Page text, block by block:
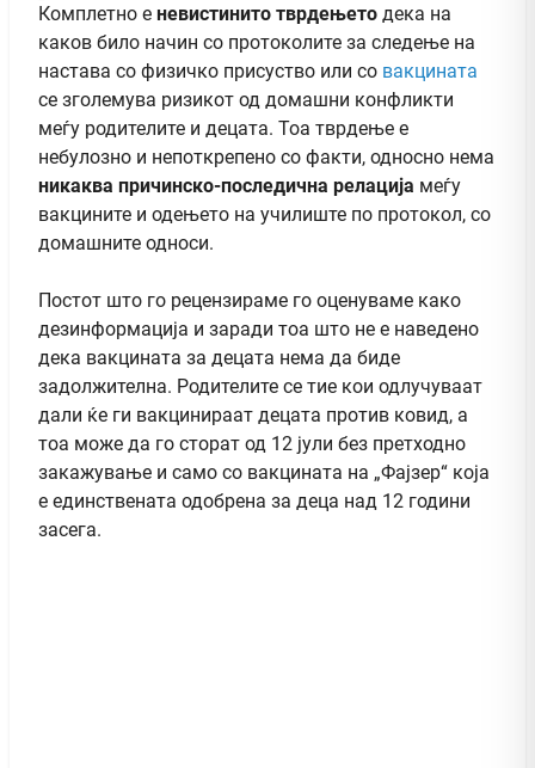
Комплетно е невистинито тврдењето дека на
каков било начин со протоколите за следење на
настава со физичко присуство или со вакцината
се зголемува ризикот од домашни конфликти
меѓу родителите и децата. Тоа тврдење е
небулозно и непоткрепено со факти, односно нема
никаква причинско-последична релација меѓу
вакцините и одењето на училиште по протокол, со
домашните односи.
Постот што го рецензираме го оценуваме како
дезинформација и заради тоа што не е наведено
дека вакцината за децата нема да биде
задолжителна. Родителите се тие кои одлучуваат
дали ќе ги вакцинираат децата против ковид, а
тоа може да го сторат од 12 јули без претходно
закажување и само со вакцината на „Фајзер“ која
е единствената одобрена за деца над 12 години
засега.